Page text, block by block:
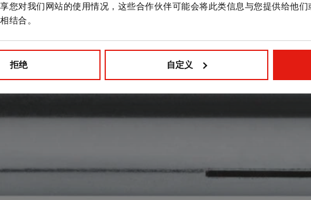
您对我们网站的使用情况，这些合作伙伴可能会将此类信息与您提供给他
结合。
拒绝 自定义